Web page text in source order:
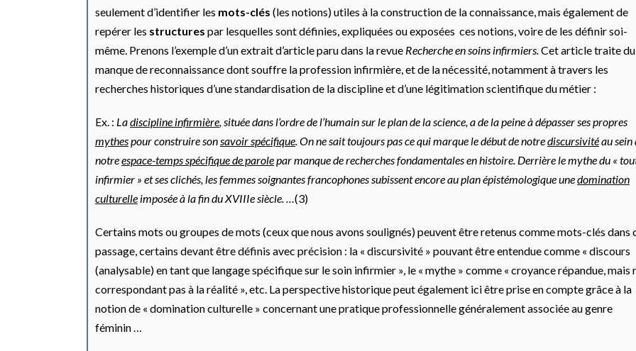
seulement d’identifier les mots-clés (les notions) utiles à la construction de la connaissance, mais également de
repérer les structures par lesquelles sont définies, expliquées ou exposées ces notions, voire de les définir soi-
même. Prenons l’exemple d’un extrait d’article paru dans la revue Recherche en soins infirmiers. Cet article traite du
manque de reconnaissance dont souffre la profession infirmière, et de la nécessité, notamment à travers les
recherches historiques d’une standardisation de la discipline et d’une légitimation scientifique du métier :
Ex. : Ladiscipline infirmière , située dans l’ordre de l’humain sur le plan de la science, a de la peine à dépasser ses propres
mythespour construire son savoir spécifique . On ne sait toujours pas ce qui marque le début de notrediscursivitéau sein
notreespace-temps spécifique de parolepar manque de recherches fondamentales en histoire. Derrière le mythe du «
infirmier » et ses clichés, les femmes soignantes francophones subissent encore au plan épistémologique unedomination
culturelle imposée à la fin du XVIIIe siècle. … (3)
Certains mots ou groupes de mots (ceux que nous avons soulignés) peuvent être retenus comme mots-clés dans
passage, certains devant être définis avec précision : la « discursivité » pouvant être entendue comme « discours
(analysable) en tant que langage spécifique sur le soin infirmier », le « mythe » comme « croyance répandue, mais
correspondant pas à la réalité », etc. La perspective historique peut également ici être prise en compte grâce à la
notion de « domination culturelle » concernant une pratique professionnelle généralement associée au genre
féminin …